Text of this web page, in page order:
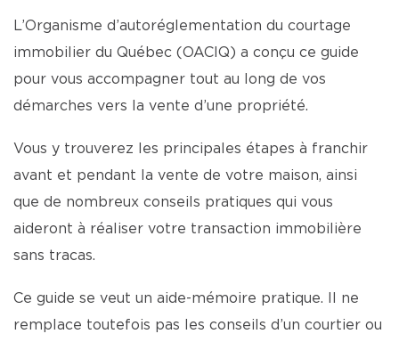
L’Organisme d’autoréglementation du courtage
immobilier du Québec (OACIQ) a conçu ce guide
pour vous accompagner tout au long de vos
démarches vers la vente d’une propriété.
Vous y trouverez les principales étapes à franchir
avant et pendant la vente de votre maison, ainsi
que de nombreux conseils pratiques qui vous
aideront à réaliser votre transaction immobilière
sans tracas.
Ce guide se veut un aide-mémoire pratique. Il ne
remplace toutefois pas les conseils d’un courtier ou